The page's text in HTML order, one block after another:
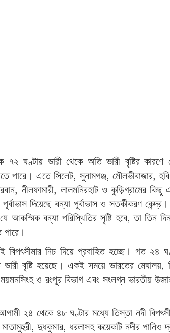
ঘণ্টায় ভারী থেকে অতি ভারী বৃষ্টির কারণে
পারে। এতে সিলেট, সুনামগঞ্জ, মৌলভীবাজার,
নীলফামারী, লালমনিরহাট ও কুড়িগ্রামের
দিয়েছে বন্যা পূর্বাভাস ও সতর্কীকরণ
বন্যা পরিস্থিতির সৃষ্টি হবে, তা তিন
বিপৎসীমার নিচ দিয়ে প্রবাহিত হচ্ছে। গত ২৪
বৃষ্টি হয়েছে। একই সময়ে ভারতের মেঘালয়,
ও রংপুর বিভাগ এবং সংলগ্ন ভারতীয়
আগামী ২৪ থেকে ৪৮ ঘণ্টার মধ্যে তিস্তা নদী
দুধকুমার, ধরলাসহ কয়েকটি নদীর